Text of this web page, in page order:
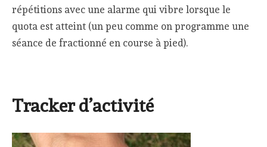
répétitions avec une alarme qui vibre lorsque le
quota est atteint (un peu comme on programme une
séance de fractionné en course à pied).
Tracker d’activité